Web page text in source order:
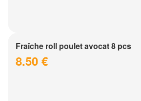
Fraîche roll poulet avocat 8 pcs
8.50 €